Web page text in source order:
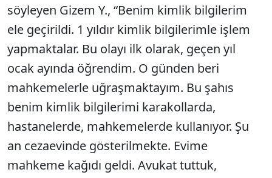
söyleyen Gizem Y., “Benim kimlik bilgilerim
ele geçirildi. 1 yıldır kimlik bilgilerimle işlem
yapmaktalar. Bu olayı ilk olarak, geçen yıl
ocak ayında öğrendim. O günden beri
mahkemelerle uğraşmaktayım. Bu şahıs
benim kimlik bilgilerimi karakollarda,
hastanelerde, mahkemelerde kullanıyor. Şu
an cezaevinde gösterilmekte. Evime
mahkeme kağıdı geldi. Avukat tuttuk,